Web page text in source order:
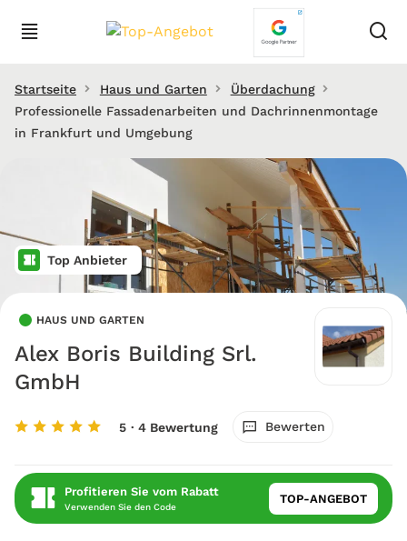
Startseite Haus und Garten
Überdachung
Professionelle Fassadenarbeiten und Dachrinnenmontage
in Frankfurt und Umgebung
Top Anbieter
HAUS UND GARTEN
Alex Boris Building Srl.
GmbH
5 · 4 Bewertung Bewerten
Profitieren Sie vom Rabatt
Verwenden Sie den Code
TOP-ANGEBOT